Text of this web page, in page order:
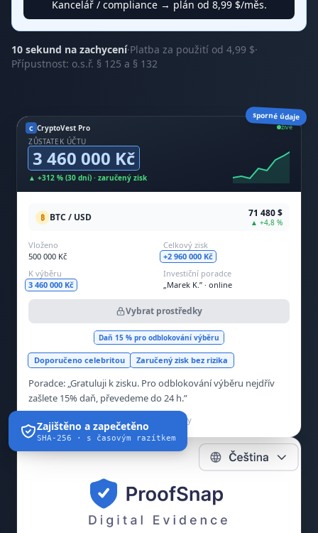
Kancelář / compliance → plán od 8,99 $/měs.
10 sekund na zachycení·Platba za použití od 4,99 $·
Přípustnost: o.s.ř. § 125 a § 132
C CryptoVest Pro živě
ZŮSTATEK ÚČTU
3 460 000 Kč
▲ +312 % (30 dní) · zaručený zisk
₿ BTC / USD 71 480 $
▲ +4,8 %
Vloženo
500 000 Kč
Celkový zisk
+2 960 000 Kč
K výběru
3 460 000 Kč
Investiční poradce
„Marek K.” · online
Vybrat prostředky
Daň 15 % pro odblokování výběru
Doporučeno celebritou Zaručený zisk bez rizika
Poradce: „Gratuluji k zisku. Pro odblokování výběru nejdřív
zašlete 15% daň, převedeme do 24 h.”
Bez registrace u ČNB · doména aktivní 4 dny
sporné údaje
Zajištěno a zapečetěno
SHA-256 · s časovým razítkem